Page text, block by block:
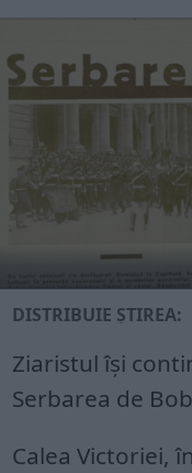
DISTRIBUIE ȘTIREA:
Ziaristul își
Serbarea de
Calea Victoriei,